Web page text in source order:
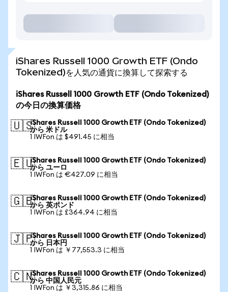
iShares Russell 1000 Growth ETF (Ondo
Tokenized)を人気の通貨に換算して探索する
iShares Russell 1000 Growth ETF (Ondo Tokenized)
の今日の換算価格
🇺🇸iShares Russell 1000 Growth ETF (Ondo Tokenized)
から 米ドル
1 IWFon は $491.45 に相当
🇪🇺iShares Russell 1000 Growth ETF (Ondo Tokenized)
から ユーロ
1 IWFon は €427.09 に相当
🇬🇧iShares Russell 1000 Growth ETF (Ondo Tokenized)
から 英ポンド
1 IWFon は £364.94 に相当
🇯🇵iShares Russell 1000 Growth ETF (Ondo Tokenized)
から 日本円
1 IWFon は ￥77,553.3 に相当
🇨🇳iShares Russell 1000 Growth ETF (Ondo Tokenized)
から 中国人民元
1 IWFon は ￥3,315.86 に相当